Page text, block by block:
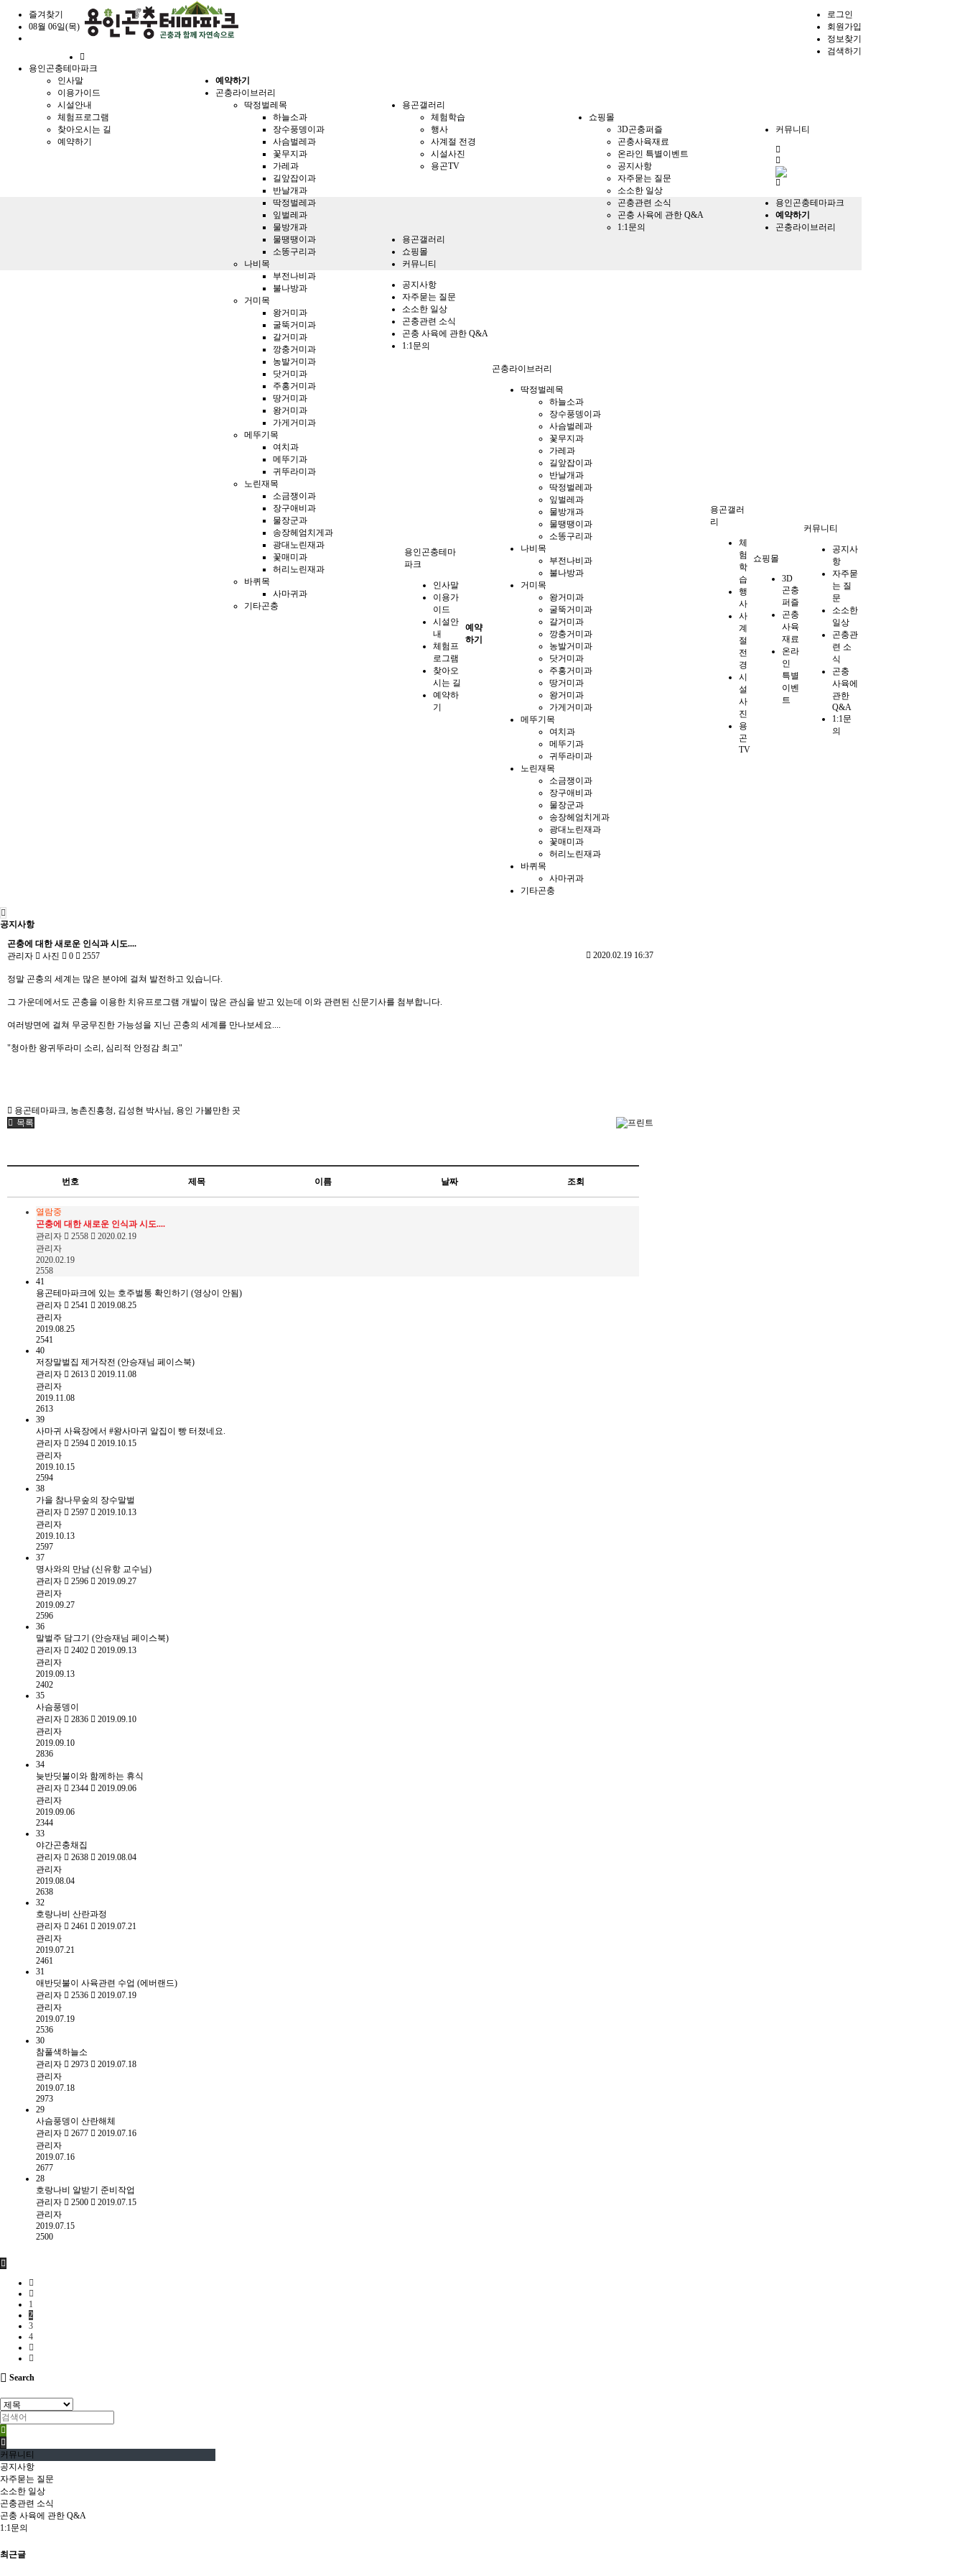
즐겨찾기
08월 06일(목)
로그인
회원가입
정보찾기
검색하기
으
용인곤충테마파크
인사말
이용가이드
시설안내
체험프로그램
찾아오시는 길
예약하기
예약하기
곤충라이브러리
딱정벌레목
하늘소과
장수풍뎅이과
사슴벌레과
꽃무지과
가레과
길앞잡이과
반날개과
딱정벌레과
잎벌레과
물방개과
물땡땡이과
소똥구리과
나비목
부전나비과
불나방과
거미목
왕거미과
굴뚝거미과
갈거미과
깡충거미과
농발거미과
닷거미과
주홍거미과
땅거미과
왕거미과
가게거미과
메뚜기목
여치과
메뚜기과
귀뚜라미과
노린재목
소금쟁이과
장구애비과
물장군과
송장헤엄치게과
광대노린재과
꽃매미과
허리노린재과
바퀴목
사마귀과
기타곤충
용곤갤러리
체험학습
행사
사계절 전경
시설사진
용곤TV
쇼핑몰
3D곤충퍼즐
곤충사육재료
온라인 특별이벤트
커뮤니티
공지사항
자주묻는 질문
소소한 일상
곤충관련 소식
곤충 사육에 관한 Q&A
1:1문의
메
용인곤충테마파크
예약하기
곤충라이브러리
용곤갤러리
쇼핑몰
커뮤니티
공지사항
자주묻는 질문
소소한 일상
곤충관련 소식
곤충 사육에 관한 Q&A
1:1문의
용인곤충테마
파크
인사말
이용가
이드
시설안
내
체험프
로그램
찾아오
시는 길
예약하
기
예약
하기
곤충라이브러리
딱정벌레목
하늘소과
장수풍뎅이과
사슴벌레과
꽃무지과
가레과
길앞잡이과
반날개과
딱정벌레과
잎벌레과
물방개과
물땡땡이과
소똥구리과
나비목
부전나비과
불나방과
거미목
왕거미과
굴뚝거미과
갈거미과
깡충거미과
농발거미과
닷거미과
주홍거미과
땅거미과
왕거미과
가게거미과
메뚜기목
여치과
메뚜기과
귀뚜라미과
노린재목
소금쟁이과
장구애비과
물장군과
송장헤엄치게과
광대노린재과
꽃매미과
허리노린재과
바퀴목
사마귀과
기타곤충
용곤갤러
리
체
험
학
습
행
사
사
계
절
전
경
시
설
사
진
용
곤
TV
쇼핑몰
3D
곤충
퍼즐
곤충
사육
재료
온라
인
특별
이벤
트
커뮤니티
공지사
항
자주묻
는 질
문
소소한
일상
곤충관
련 소
식
곤충
사육에
관한
Q&A
1:1문
의
공지사항
곤충에 대한 새로운 인식과 시도....
관리자
사진 0 2557 2020.02.19 16:37
정말 곤충의 세계는 많은 분야에 걸쳐 발전하고 있습니다.
그 가운데에서도 곤충을 이용한 치유프로그램 개발이 많은 관심을 받고 있는데 이와 관련된 신문기사를 첨부합니다.
여러방면에 걸쳐 무궁무진한 가능성을 지닌 곤충의 세계를 만나보세요....
"청아한 왕귀뚜라미 소리, 심리적 안정감 최고"
용곤테마파크, 농촌진흥청, 김성현 박사님, 용인 가볼만한 곳
목록
번호 제목 이름 날짜 조회
열람중
곤충에 대한 새로운 인식과 시도....
관리자
2558
2020.02.19
관리자
2020.02.19
2558
41
용곤테마파크에 있는 호주벌통 확인하기 (영상이 안됨)
관리자
2541
2019.08.25
관리자
2019.08.25
2541
40
저장말벌집 제거작전 (안승재님 페이스북)
관리자
2613
2019.11.08
관리자
2019.11.08
2613
39
사마귀 사육장에서 #왕사마귀 알집이 빵 터졌네요.
관리자
2594
2019.10.15
관리자
2019.10.15
2594
38
가을 참나무숲의 장수말벌
관리자
2597
2019.10.13
관리자
2019.10.13
2597
37
명사와의 만남 (신유항 교수님)
관리자
2596
2019.09.27
관리자
2019.09.27
2596
36
말벌주 담그기 (안승재님 페이스북)
관리자
2402
2019.09.13
관리자
2019.09.13
2402
35
사슴풍뎅이
관리자
2836
2019.09.10
관리자
2019.09.10
2836
34
늦반딧불이와 함께하는 휴식
관리자
2344
2019.09.06
관리자
2019.09.06
2344
33
야간곤충채집
관리자
2638
2019.08.04
관리자
2019.08.04
2638
32
호랑나비 산란과정
관리자
2461
2019.07.21
관리자
2019.07.21
2461
31
애반딧불이 사육관련 수업 (에버랜드)
관리자
2536
2019.07.19
관리자
2019.07.19
2536
30
참풀색하늘소
관리자
2973
2019.07.18
관리자
2019.07.18
2973
29
사슴풍뎅이 산란해체
관리자
2677
2019.07.16
관리자
2019.07.16
2677
28
호랑나비 알받기 준비작업
관리자
2500
2019.07.15
관리자
2019.07.15
2500
1
2
3
4
Search
커뮤니티
공지사항
자주묻는 질문
소소한 일상
곤충관련 소식
곤충 사육에 관한 Q&A
1:1문의
최근글